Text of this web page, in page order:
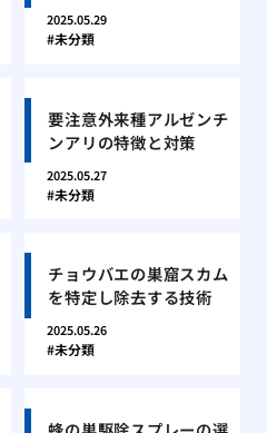
2025.05.29
未分類
要注意外来種アルゼンチ
ンアリの特徴と対策
2025.05.27
未分類
チョウバエの巣窟スカム
を特定し除去する技術
2025.05.26
未分類